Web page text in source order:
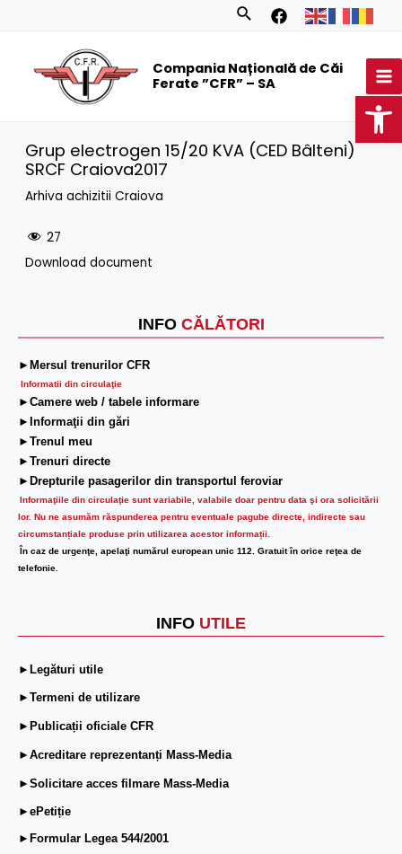
Search
Compania Națională de Căi
Ferate ”CFR” – SA
INFO CĂLĂTORI
►Mersul trenurilor CFR
Informatii din circulaţie
►Camere web / tabele informare
►Informaţii din gări
►Trenul meu
►Trenuri directe
►Drepturile pasagerilor din transportul feroviar
Informaţiile din circulaţie sunt variabile, valabile doar pentru data şi ora solicitării
lor. Nu ne asumăm răspunderea pentru eventuale pagube directe, indirecte sau
circumstanțiale produse prin utilizarea acestor informații.
În caz de urgenţe, apelaţi numărul european unic 112. Gratuit în orice reţea de
telefonie.
INFO UTILE
►Legături utile
►Termeni de utilizare
►Publicații oficiale CFR
►Acreditare reprezentanți Mass-Media
►Solicitare acces filmare Mass-Media
►ePetiție
►Formular Legea 544/2001
Grup electrogen 15/20 KVA (CED Bâlteni)
SRCF Craiova2017
Arhiva achizitii Craiova
27
Download document